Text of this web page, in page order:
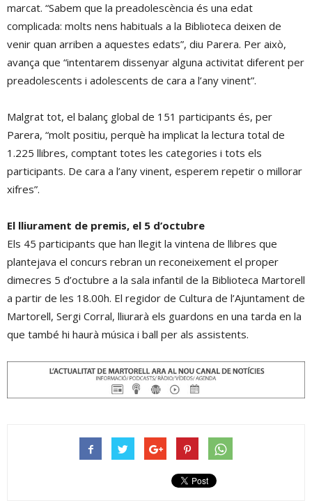
marcat. “Sabem que la preadolescència és una edat
complicada: molts nens habituals a la Biblioteca deixen de
venir quan arriben a aquestes edats”, diu Parera. Per això,
avança que “intentarem dissenyar alguna activitat diferent per
preadolescents i adolescents de cara a l’any vinent”.
Malgrat tot, el balanç global de 151 participants és, per
Parera, “molt positiu, perquè ha implicat la lectura total de
1.225 llibres, comptant totes les categories i tots els
participants. De cara a l’any vinent, esperem repetir o millorar
xifres”.
El lliurament de premis, el 5 d’octubre
Els 45 participants que han llegit la vintena de llibres que
plantejava el concurs rebran un reconeixement el proper
dimecres 5 d’octubre a la sala infantil de la Biblioteca Martorell
a partir de les 18.00h. El regidor de Cultura de l’Ajuntament de
Martorell, Sergi Corral, lliurarà els guardons en una tarda en la
que també hi haurà música i ball per als assistents.